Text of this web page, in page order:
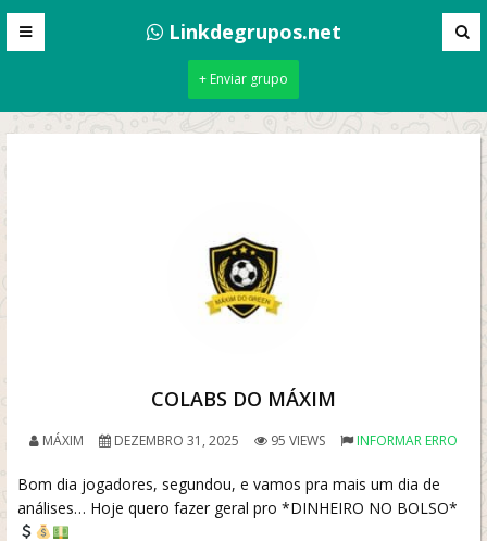
Linkdegrupos.net
+ Enviar grupo
COLABS DO MÁXIM
MÁXIM DEZEMBRO 31, 2025 95 VIEWS INFORMAR ERRO
Bom dia jogadores, segundou, e vamos pra mais um dia de
análises… Hoje quero fazer geral pro *DINHEIRO NO BOLSO*